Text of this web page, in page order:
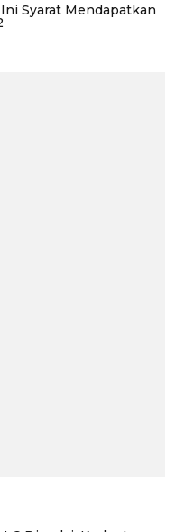
Syarat Mendapatkan